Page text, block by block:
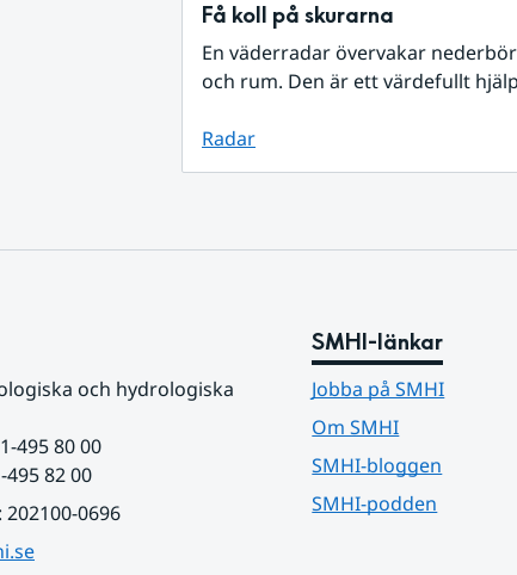
Få koll på skurarna
En väderradar övervakar
och rum. Den är ett värdefullt
Radar
och hydrologiska
495 80 00
82 00
0696
SMHI-länkar
Jobba på SMHI
Om SMHI
SMHI-bloggen
SMHI-podden